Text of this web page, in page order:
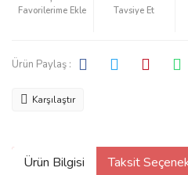
Tavsiye Et
Ürün Paylaş :
Karşılaştır
Ürün Bilgisi Taksit